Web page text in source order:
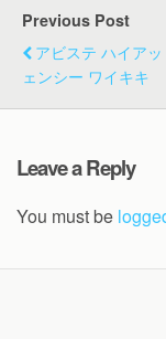
Previous Post
アビステ ハイア
ェンシー ワイキキ
Leave a Reply
You must be